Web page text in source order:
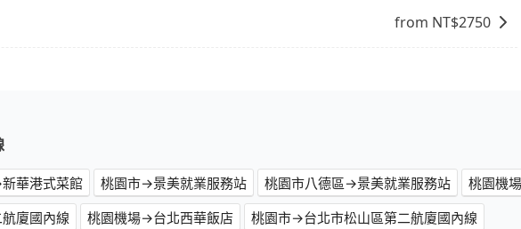
from NT$2750
華港式菜館 桃園市→景美就業服務站 桃園市八德區→景美就業服務站 桃園機
廈國內線 桃園機場→台北西華飯店 桃園市→台北市松山區第二航廈國內線